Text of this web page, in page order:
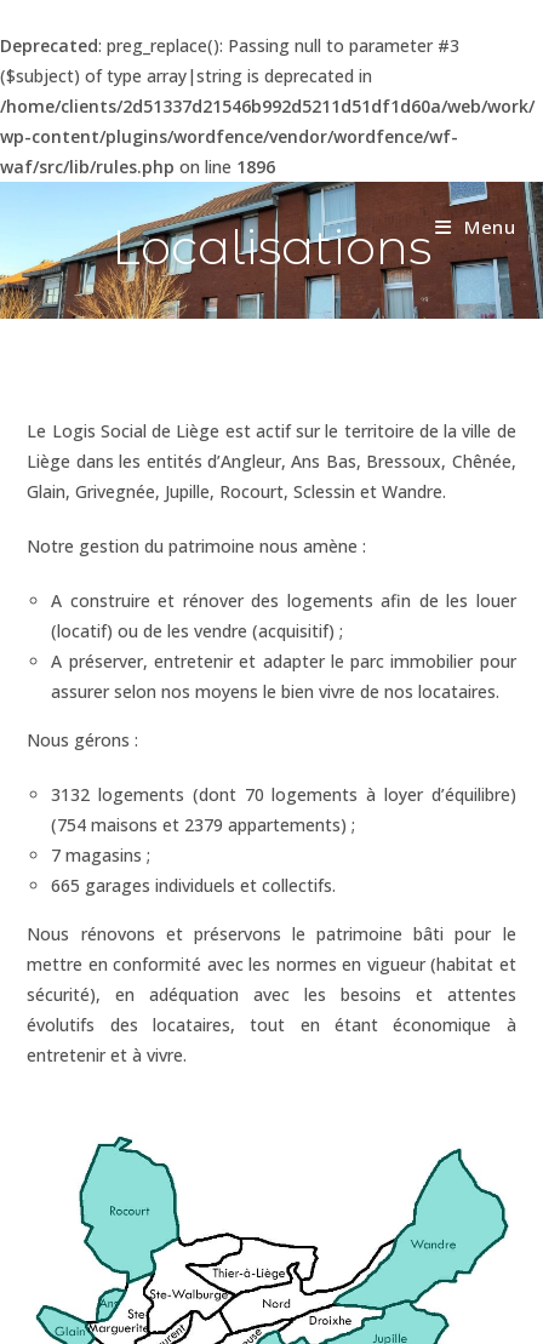
Deprecated: preg_replace(): Passing null to parameter #3
($subject) of type array|string is deprecated in
/home/clients/2d51337d21546b992d5211d51df1d60a/web/work/
wp-content/plugins/wordfence/vendor/wordfence/wf-
waf/src/lib/rules.php on line 1896
Menu
Localisations
Le Logis Social de Liège est actif sur le territoire de la ville de
Liège dans les entités d’Angleur, Ans Bas, Bressoux, Chênée,
Glain, Grivegnée, Jupille, Rocourt, Sclessin et Wandre.
Notre gestion du patrimoine nous amène :
A construire et rénover des logements afin de les louer
(locatif) ou de les vendre (acquisitif) ;
A préserver, entretenir et adapter le parc immobilier pour
assurer selon nos moyens le bien vivre de nos locataires.
Nous gérons :
3132 logements (dont 70 logements à loyer d’équilibre)
(754 maisons et 2379 appartements) ;
7 magasins ;
665 garages individuels et collectifs.
Nous rénovons et préservons le patrimoine bâti pour le
mettre en conformité avec les normes en vigueur (habitat et
sécurité), en adéquation avec les besoins et attentes
évolutifs des locataires, tout en étant économique à
entretenir et à vivre.